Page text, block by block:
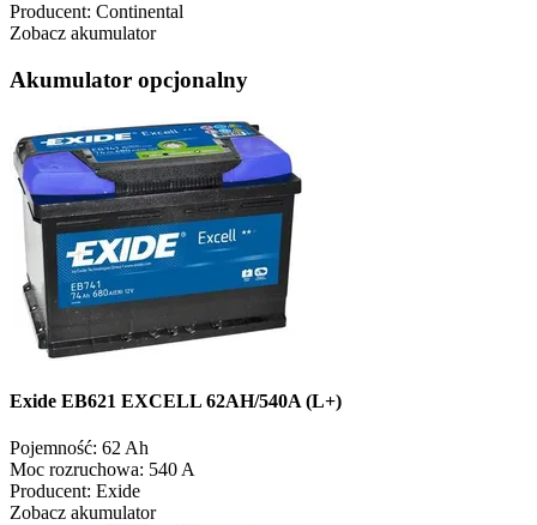
Producent: Continental
Zobacz akumulator
Akumulator opcjonalny
Exide EB621 EXCELL 62AH/540A (L+)
Pojemność: 62 Ah
Moc rozruchowa: 540 A
Producent: Exide
Zobacz akumulator